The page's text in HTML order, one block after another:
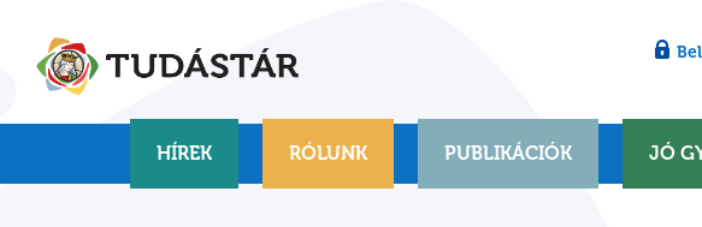
content
HÍREK RÓLUNK PUBLIKÁCIÓK JÓ